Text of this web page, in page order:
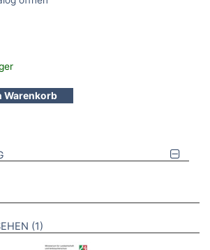
Warenkorb
ODER ZULETZT ANGESEHENE
1 BROSCHÜREN